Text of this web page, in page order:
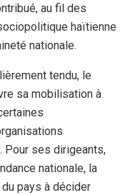
au fil des
haïtienne
nationale.
tendu, le
sa mobilisation à
Pour ses dirigeants,
nationale, la
pays à décider